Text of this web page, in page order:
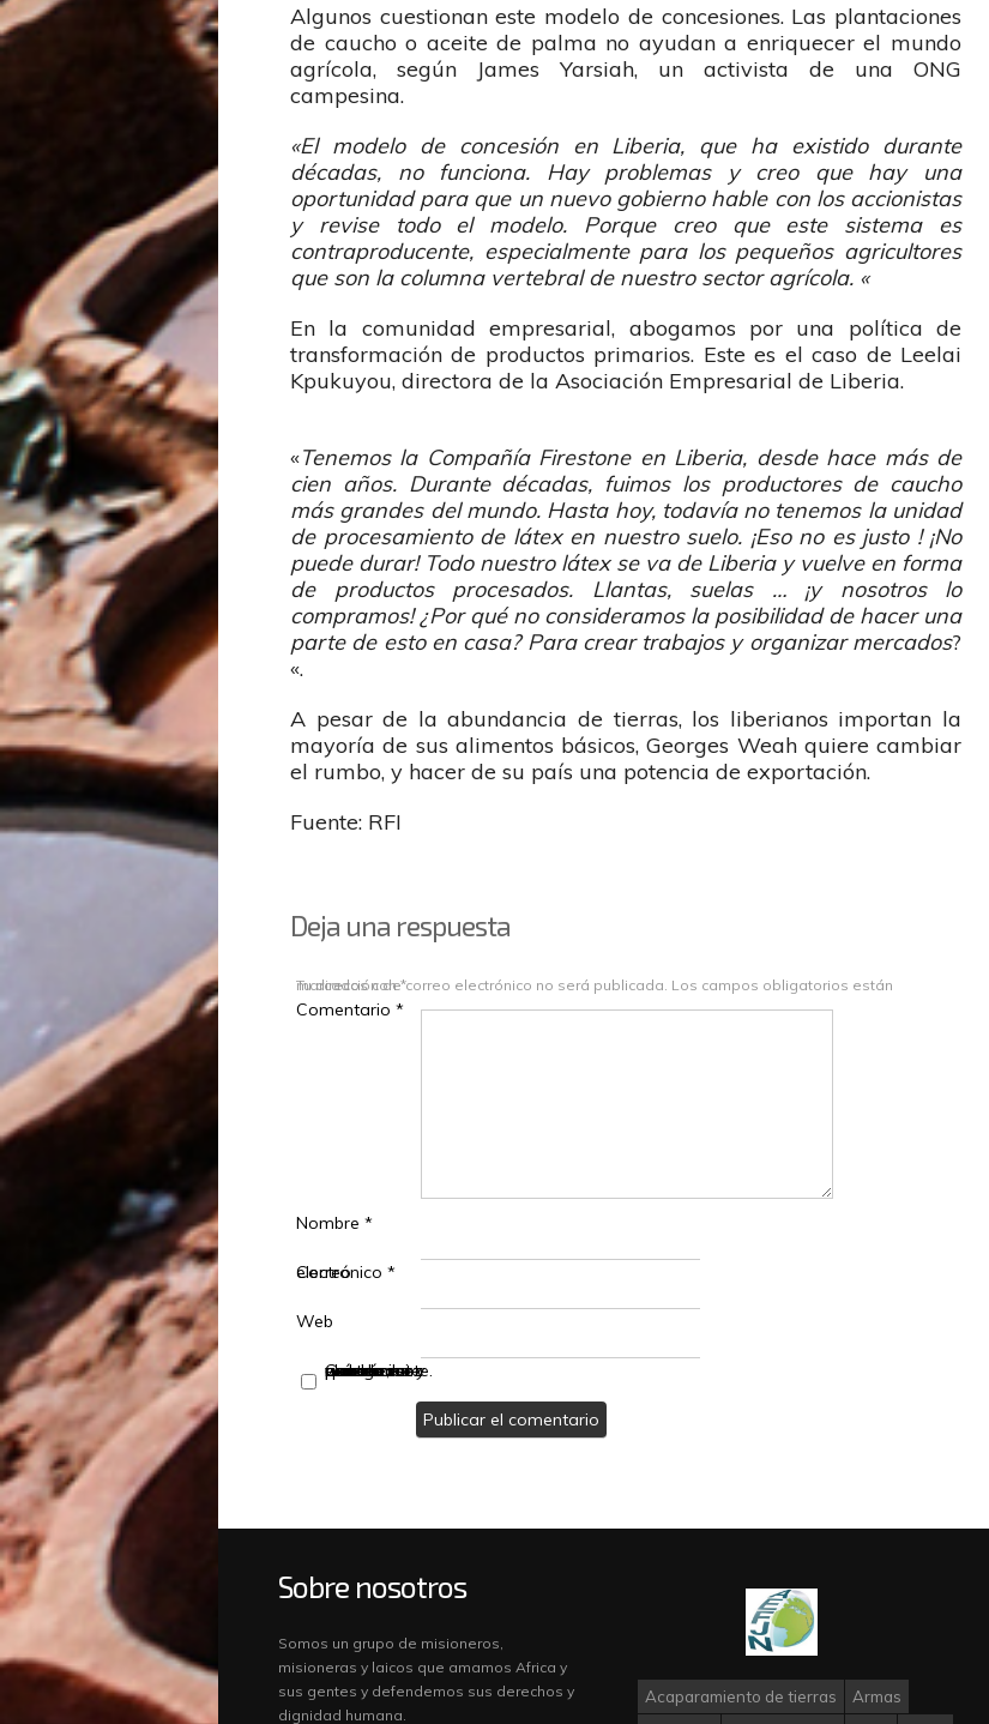
Algunos cuestionan este modelo de concesiones. Las plantaciones
de caucho o aceite de palma no ayudan a enriquecer el mundo
agrícola, según James Yarsiah, un activista de una ONG
campesina.
«El modelo de concesión en Liberia, que ha existido durante
décadas, no funciona. Hay problemas y creo que hay una
oportunidad para que un nuevo gobierno hable con los accionistas
y revise todo el modelo. Porque creo que este sistema es
contraproducente, especialmente para los pequeños agricultores
que son la columna vertebral de nuestro sector agrícola. «
En la comunidad empresarial, abogamos por una política de
transformación de productos primarios. Este es el caso de Leelai
Kpukuyou, directora de la Asociación Empresarial de Liberia.
«Tenemos la Compañía Firestone en Liberia, desde hace más de
cien años. Durante décadas, fuimos los productores de caucho
más grandes del mundo. Hasta hoy, todavía no tenemos la unidad
de procesamiento de látex en nuestro suelo. ¡Eso no es justo ! ¡No
puede durar! Todo nuestro látex se va de Liberia y vuelve en forma
de productos procesados. Llantas, suelas … ¡y nosotros lo
compramos! ¿Por qué no consideramos la posibilidad de hacer una
parte de esto en casa? Para crear trabajos y organizar mercados?
«.
A pesar de la abundancia de tierras, los liberianos importan la
mayoría de sus alimentos básicos, Georges Weah quiere cambiar
el rumbo, y hacer de su país una potencia de exportación.
Fuente: RFI
Deja una respuesta
Tu dirección de correo electrónico no será publicada.
Los campos obligatorios están marcados con*
Comentario *
Nombre *
Correo electrónico *
Web
Guarda mi nombre, correo electrónico y web en este navegador para la próxima vez que comente.
Sobre nosotros
Somos un grupo de misioneros,
misioneras y laicos que amamos Africa y
sus gentes y defendemos sus derechos y
dignidad humana.
Acaparamiento de tierras
Armas